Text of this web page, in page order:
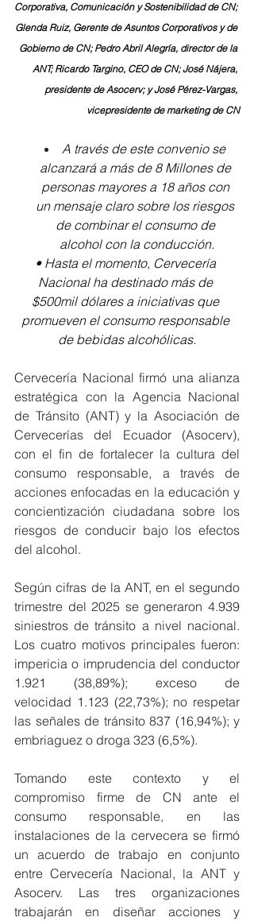
Corporativa, Comunicación y Sostenibilidad de CN;
Glenda Ruiz, Gerente de Asuntos Corporativos y de
Gobierno de CN; Pedro Abril Alegría, director de la
ANT; Ricardo Targino, CEO de CN; José Nájera,
presidente de Asocerv; y José Pérez-Vargas,
vicepresidente de marketing de CN
A través de este convenio se
alcanzará a más de 8 Millones de
personas mayores a 18 años con
un mensaje claro sobre los riesgos
de combinar el consumo de
alcohol con la conducción.
• Hasta el momento, Cervecería
Nacional ha destinado más de
$500mil dólares a iniciativas que
promueven el consumo responsable
de bebidas alcohólicas.
Cervecería Nacional firmó una alianza
estratégica con la Agencia Nacional
de Tránsito (ANT) y la Asociación de
Cervecerías del Ecuador (Asocerv),
con el fin de fortalecer la cultura del
consumo responsable, a través de
acciones enfocadas en la educación y
concientización ciudadana sobre los
riesgos de conducir bajo los efectos
del alcohol.
Según cifras de la ANT, en el segundo
trimestre del 2025 se generaron 4.939
siniestros de tránsito a nivel nacional.
Los cuatro motivos principales fueron:
impericia o imprudencia del conductor
1.921 (38,89%); exceso de
velocidad 1.123 (22,73%); no respetar
las señales de tránsito 837 (16,94%); y
embriaguez o droga 323 (6,5%).
Tomando este contexto y el
compromiso firme de CN ante el
consumo responsable, en las
instalaciones de la cervecera se firmó
un acuerdo de trabajo en conjunto
entre Cervecería Nacional, la ANT y
Asocerv. Las tres organizaciones
trabajarán en diseñar acciones y